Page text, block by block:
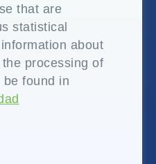
that are
statistical
about
processing of
found in
EPL Limited